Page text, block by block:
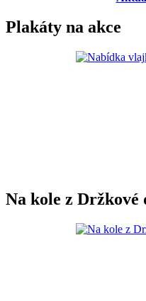
Plakáty na akce
Na kole z Držkové